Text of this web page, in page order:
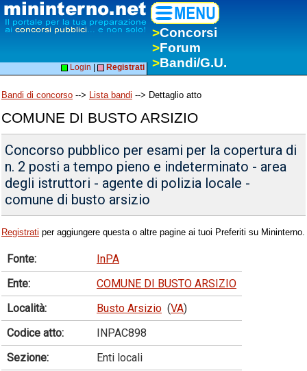
>Concorsi
>Forum
>Bandi/G.U.
Login Registrati
Bandi di concorso --> Lista bandi --> Dettaglio atto
COMUNE DI BUSTO ARSIZIO
Concorso pubblico per esami per la copertura di
n. 2 posti a tempo pieno e indeterminato - area
degli istruttori - agente di polizia locale -
comune di busto arsizio
Registrati per aggiungere questa o altre pagine ai tuoi Preferiti su Mininterno.
Fonte:
InPA
Ente:
COMUNE DI BUSTO ARSIZIO
Località:
Busto Arsizio (VA)
Codice atto:
INPAC898
Sezione:
Enti locali